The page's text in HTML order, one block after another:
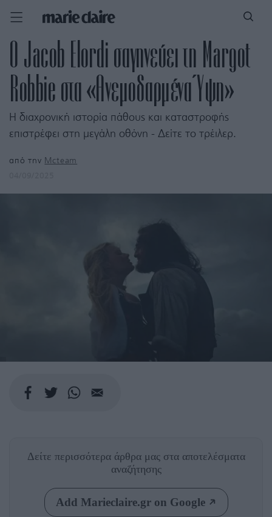
Ο Jacob Elordi σαγηνεύει τη Margot
Robbie στα «Ανεμοδαρμένα Ύψη»
Η διαχρονική ιστορία πάθους και καταστροφής
επιστρέφει στη μεγάλη οθόνη - Δείτε το τρέιλερ.
από την Mcteam
Δείτε περισσότερα άρθρα μας στα αποτελέσματα
αναζήτησης
Add Marieclaire.gr on Google